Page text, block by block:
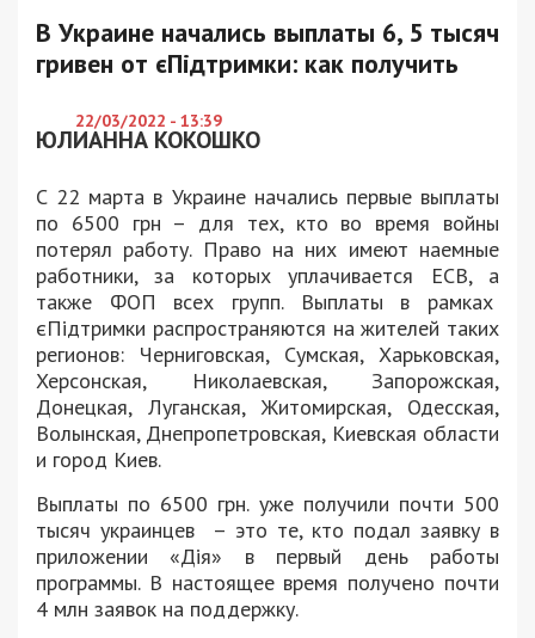
В Украине начались выплаты 6, 5 тысяч
гривен от єПідтримки: как получить
22/03/2022 - 13:39
ЮЛИАННА КОКОШКО
С 22 марта в Украине начались первые выплаты
по 6500 грн – для тех, кто во время войны
потерял работу. Право на них имеют наемные
работники, за которых уплачивается ЕСВ, а
также ФОП всех групп. Выплаты в рамках
єПідтримки распространяются на жителей таких
регионов: Черниговская, Сумская, Харьковская,
Херсонская, Николаевская, Запорожская,
Донецкая, Луганская, Житомирская, Одесская,
Волынская, Днепропетровская, Киевская области
и город Киев.
Выплаты по 6500 грн. уже получили почти 500
тысяч украинцев – это те, кто подал заявку в
приложении «Дія» в первый день работы
программы. В настоящее время получено почти
4 млн заявок на поддержку.